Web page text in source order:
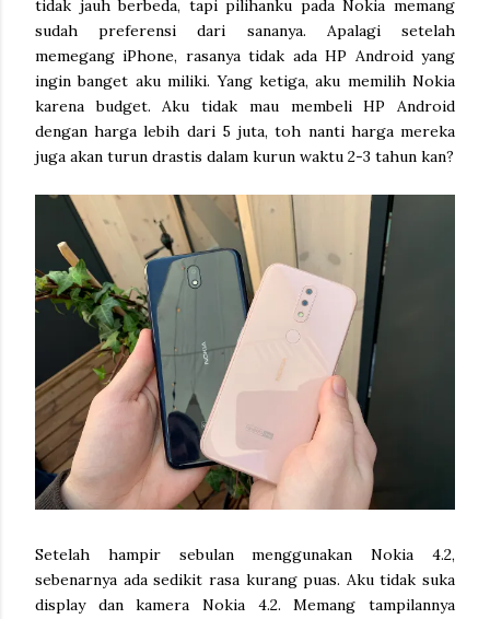
tidak jauh berbeda, tapi pilihanku pada Nokia memang
sudah preferensi dari sananya. Apalagi setelah
memegang iPhone, rasanya tidak ada HP Android yang
ingin banget aku miliki. Yang ketiga, aku memilih Nokia
karena budget. Aku tidak mau membeli HP Android
dengan harga lebih dari 5 juta, toh nanti harga mereka
juga akan turun drastis dalam kurun waktu 2-3 tahun kan?
Setelah hampir sebulan menggunakan Nokia 4.2,
sebenarnya ada sedikit rasa kurang puas. Aku tidak suka
display dan kamera Nokia 4.2. Memang tampilannya